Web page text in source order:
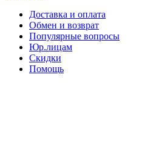
Доставка и оплата
Обмен и возврат
Популярные вопросы
Юр.лицам
Скидки
Помощь